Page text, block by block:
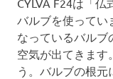
バルブを使ってい
なっているバルブ
空気が出てきます
う。バルブの根元